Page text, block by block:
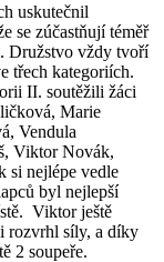
uskutečnil
se zúčastňují téměř
Družstvo vždy tvoří
třech kategoriích.
II. soutěžili žáci
Marie
Vendula
Viktor Novák,
si nejlépe vedle
byl nejlepší
Viktor ještě
rozvrhl síly, a díky
2 soupeře.